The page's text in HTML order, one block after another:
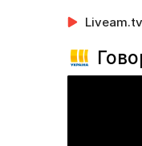
Liveam.tv